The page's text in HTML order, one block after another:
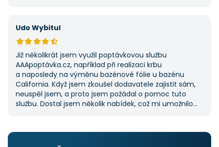
Udo Wybitul
Již několikrát jsem využil poptávkovou službu
AAApoptávka.cz, například při realizaci krbu
a naposledy na výměnu bazénové fólie u bazénu
California. Když jsem zkoušel dodavatele zajistit sám,
neuspěl jsem, a proto jsem požádal o pomoc tuto
službu. Dostal jsem několik nabídek, což mi umožnilo
i ostatním.